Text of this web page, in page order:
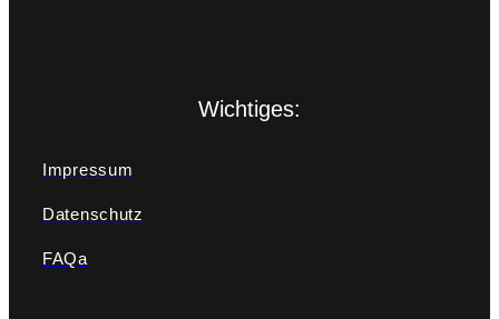
Wichtiges:
Impressum
Datenschutz
FAQa